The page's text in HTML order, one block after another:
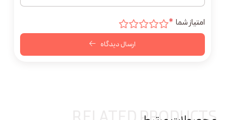
امتیاز شما *
ارسال دیدگاه